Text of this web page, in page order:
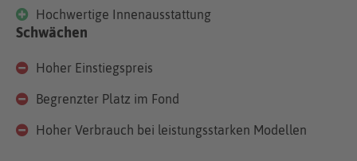
Hochwertige Innenausstattung
Schwächen
Hoher Einstiegspreis
Begrenzter Platz im Fond
Hoher Verbrauch bei leistungsstarken Modellen